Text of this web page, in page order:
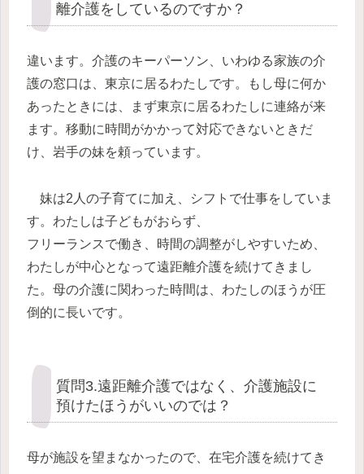
離介護をしているのですか？
違います。介護のキーパーソン、いわゆる家族の介
護の窓口は、東京に居るわたしです。もし母に何か
あったときには、まず東京に居るわたしに連絡が来
ます。移動に時間がかかって対応できないときだ
け、岩手の妹を頼っています。
妹は2人の子育てに加え、シフトで仕事をしていま
す。わたしは子どもがおらず、
フリーランスで働き、時間の調整がしやすいため、
わたしが中心となって遠距離介護を続けてきまし
た。母の介護に関わった時間は、わたしのほうが圧
倒的に長いです。
質問3.遠距離介護ではなく、介護施設に
預けたほうがいいのでは？
母が施設を望まなかったので、在宅介護を続けてき